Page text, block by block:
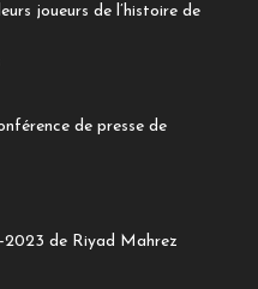
joueurs de l’histoire de
de presse de
2023 de Riyad Mahrez